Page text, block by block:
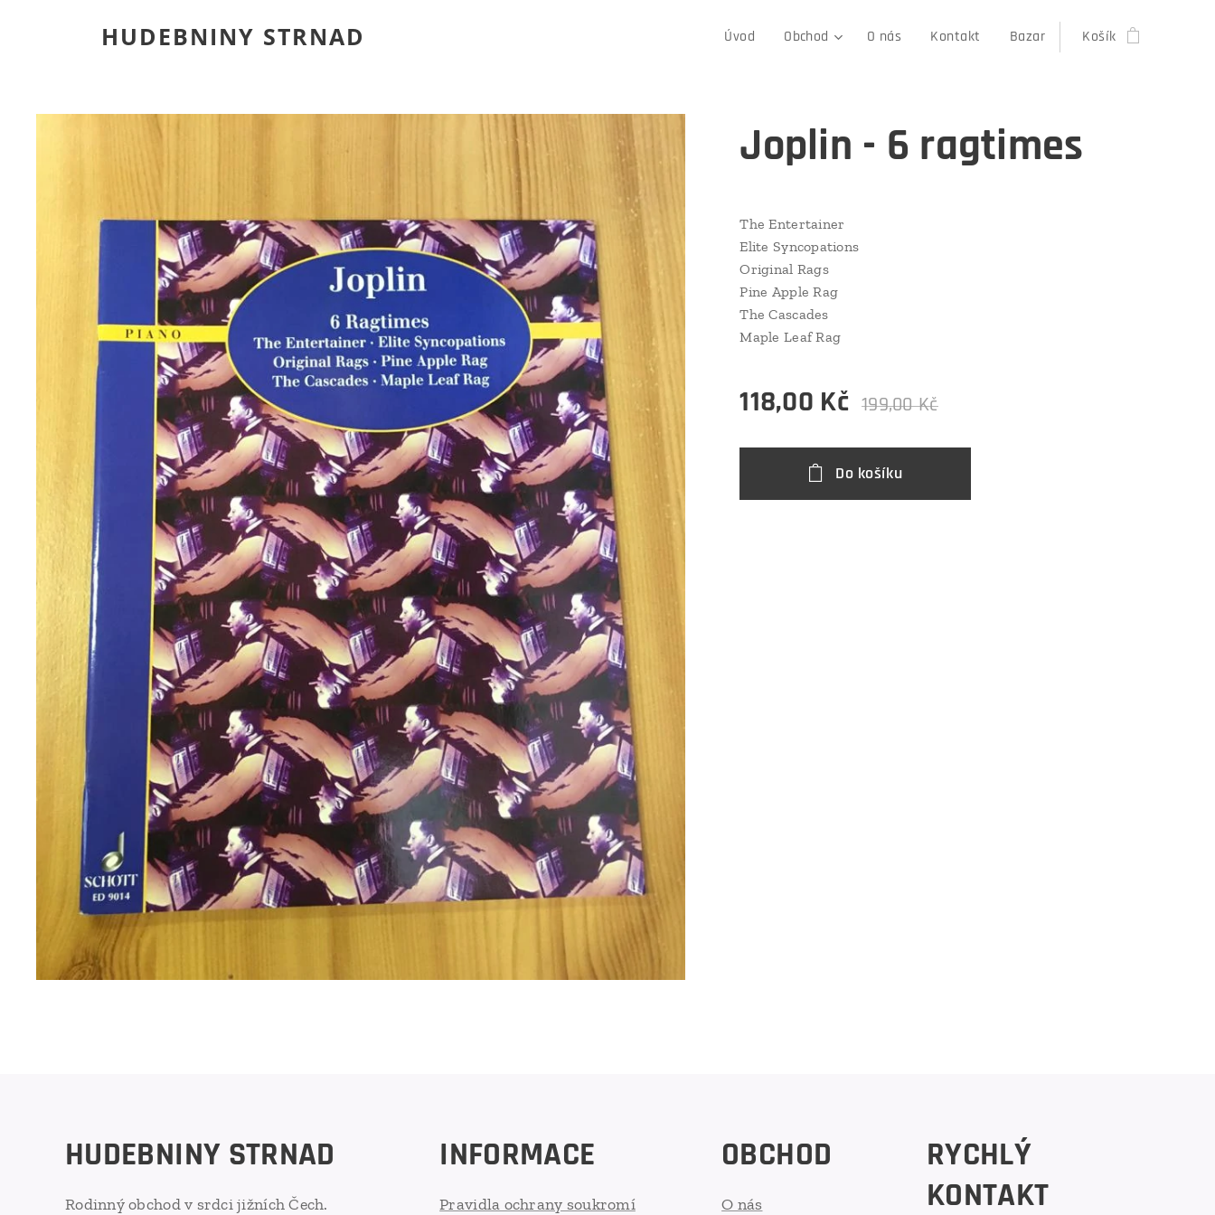
HUDEBNINY STRNAD Úvod Obchod O nás Kontakt Bazar Košík
Joplin - 6 ragtimes
The Entertainer
Elite Syncopations
Original Rags
Pine Apple Rag
The Cascades
Maple Leaf Rag
118,00 Kč 199,00Kč
Do košíku
HUDEBNINY STRNAD
Rodinný obchod v srdci jižních Čech.
INFORMACE
Pravidla ochrany soukromí
OBCHOD
O nás
RYCHLÝ
KONTAKT